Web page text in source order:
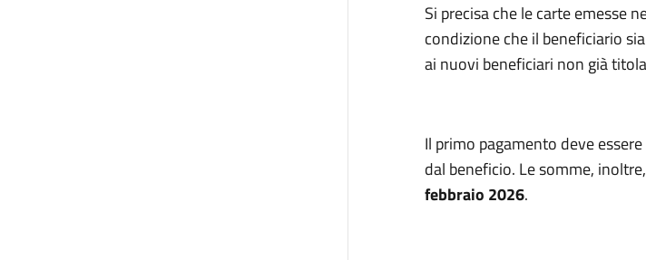
Si precisa che le carte emesse
condizione che il beneficiario
ai nuovi beneficiari non già
Il primo pagamento deve
dal beneficio. Le somme,
febbraio 2026.